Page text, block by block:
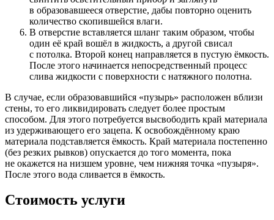
в образовавшееся отверстие, дабы повторно оценить
количество скопившейся влаги.
В отверстие вставляется шланг таким образом, чтобы
один её край вошёл в жидкость, а другой свисал
с потолка. Второй конец направляется в пустую ёмкость.
После этого начинается непосредственный процесс
слива жидкости с поверхности с натяжного полотна.
В случае, если образовавшийся «пузырь» расположен вблизи
стены, то его ликвидировать следует более простым
способом. Для этого потребуется высвободить край материала
из удерживающего его зацепа. К освобождённому краю
материала подставляется ёмкость. Край материала постепенно
(без резких рывков) опускается до того момента, пока
не окажется на низшем уровне, чем нижняя точка «пузыря».
После этого вода сливается в ёмкость.
Стоимость услуги